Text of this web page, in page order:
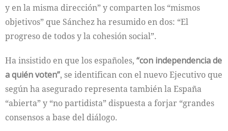
y en la misma dirección” y comparten los “mismos
objetivos” que Sánchez ha resumido en dos: “El
progreso de todos y la cohesión social”.
Ha insistido en que los españoles, “con independencia de
a quién voten”, se identifican con el nuevo Ejecutivo que
según ha asegurado representa también la España
“abierta” y “no partidista” dispuesta a forjar “grandes
consensos a base del diálogo.